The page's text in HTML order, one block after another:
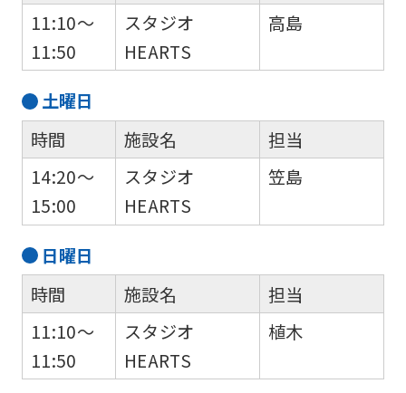
11:10～
11:50
スタジオ
HEARTS
高島
土曜日
時間
14:20～
15:00
施設名
スタジオ
HEARTS
担当
笠島
日曜日
時間
11:10～
11:50
施設名
スタジオ
HEARTS
担当
植木